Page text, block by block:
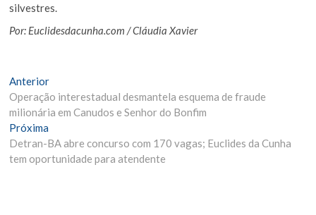
silvestres.
Por: Euclidesdacunha.com / Cláudia Xavier
Navegação
de
Post
AnteriorMatéria
Anterior:
Operação interestadual desmantela esquema de fraude
milionária em Canudos e Senhor do Bonfim
Próxima
Materia:
Detran-BA abre concurso com 170 vagas; Euclides da Cunha
tem oportunidade para atendente